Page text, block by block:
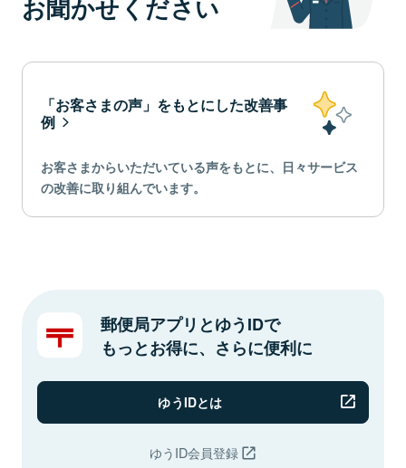
お聞かせください
「お客さまの声」をもとにした改善事
例
お客さまからいただいている声をもとに、日々サービス
の改善に取り組んでいます。
郵便局アプリとゆうIDで
もっとお得に、さらに便利に
ゆうIDとは
ゆうID会員登録